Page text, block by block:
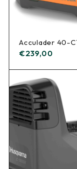
Acculader 40-
€239,00